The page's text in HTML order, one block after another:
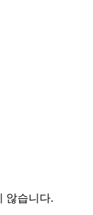
않습니다.